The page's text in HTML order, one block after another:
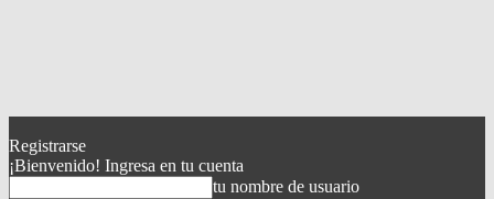
Registrarse
¡Bienvenido! Ingresa en tu cuenta
tu nombre de usuario